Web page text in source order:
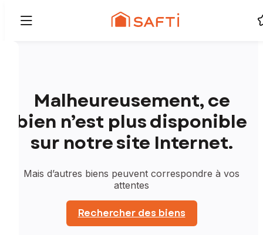
Malheureusement, ce
bien n’est plus disponible
sur notre site Internet.
Mais d’autres biens peuvent correspondre à vos
attentes
Rechercher des biens